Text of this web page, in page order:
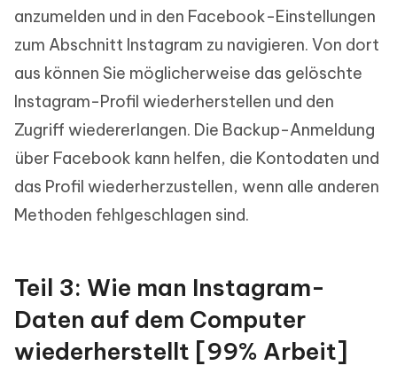
anzumelden und in den Facebook-Einstellungen
zum Abschnitt Instagram zu navigieren. Von dort
aus können Sie möglicherweise das gelöschte
Instagram-Profil wiederherstellen und den
Zugriff wiedererlangen. Die Backup-Anmeldung
über Facebook kann helfen, die Kontodaten und
das Profil wiederherzustellen, wenn alle anderen
Methoden fehlgeschlagen sind.
Teil 3: Wie man Instagram-
Daten auf dem Computer
wiederherstellt [99% Arbeit]